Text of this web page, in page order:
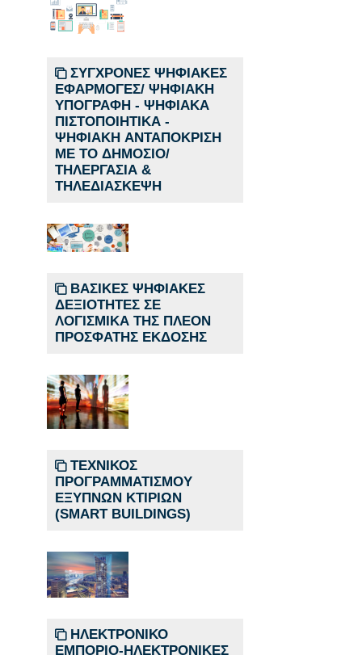
ΣΥΓΧΡΟΝΕΣ ΨΗΦΙΑΚΕΣ
ΕΦΑΡΜΟΓΕΣ/ ΨΗΦΙΑΚΗ
ΥΠΟΓΡΑΦΗ - ΨΗΦΙΑΚΑ
ΠΙΣΤΟΠΟΙΗΤΙΚΑ -
ΨΗΦΙΑΚΗ ΑΝΤΑΠΟΚΡΙΣΗ
ΜΕ ΤΟ ΔΗΜΟΣΙΟ/
ΤΗΛΕΡΓΑΣΙΑ &
ΤΗΛΕΔΙΑΣΚΕΨΗ
ΒΑΣΙΚΕΣ ΨΗΦΙΑΚΕΣ
ΔΕΞΙΟΤΗΤΕΣ ΣΕ
ΛΟΓΙΣΜΙΚΑ ΤΗΣ ΠΛΕΟΝ
ΠΡΟΣΦΑΤΗΣ ΕΚΔΟΣΗΣ
ΤΕΧΝΙΚΟΣ
ΠΡΟΓΡΑΜΜΑΤΙΣΜΟΥ
ΕΞΥΠΝΩΝ ΚΤΙΡΙΩΝ
(SMART BUILDINGS)
ΗΛΕΚΤΡΟΝΙΚΟ
ΕΜΠΟΡΙΟ-ΗΛΕΚΤΡΟΝΙΚΕΣ